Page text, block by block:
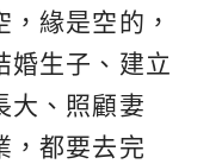
緣是空的，
婚生子、建立
大、照顧妻
，都要去完